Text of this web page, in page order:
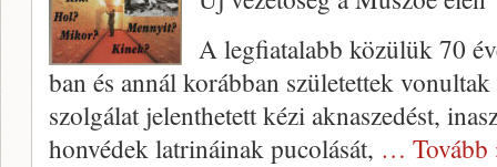
A legfiatalabb közülük 70
ban és annál koráb­ban születettek
szolgálat jelenthetett kézi aknaszedést,
honvé­dek latrináinak pucolását, … Tovább